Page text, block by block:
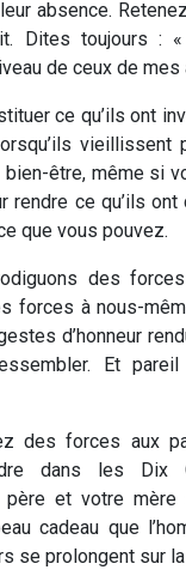
absence.
Dites toujours :
de ceux de mes
ce qu’ils ont
vieillissent
être, même si
rendre ce qu’ils
que vous pouvez.
des
forces à nous-
d’honneur
Et
des forces aux
dans les Dix
père et votre
cadeau que
se prolongent sur